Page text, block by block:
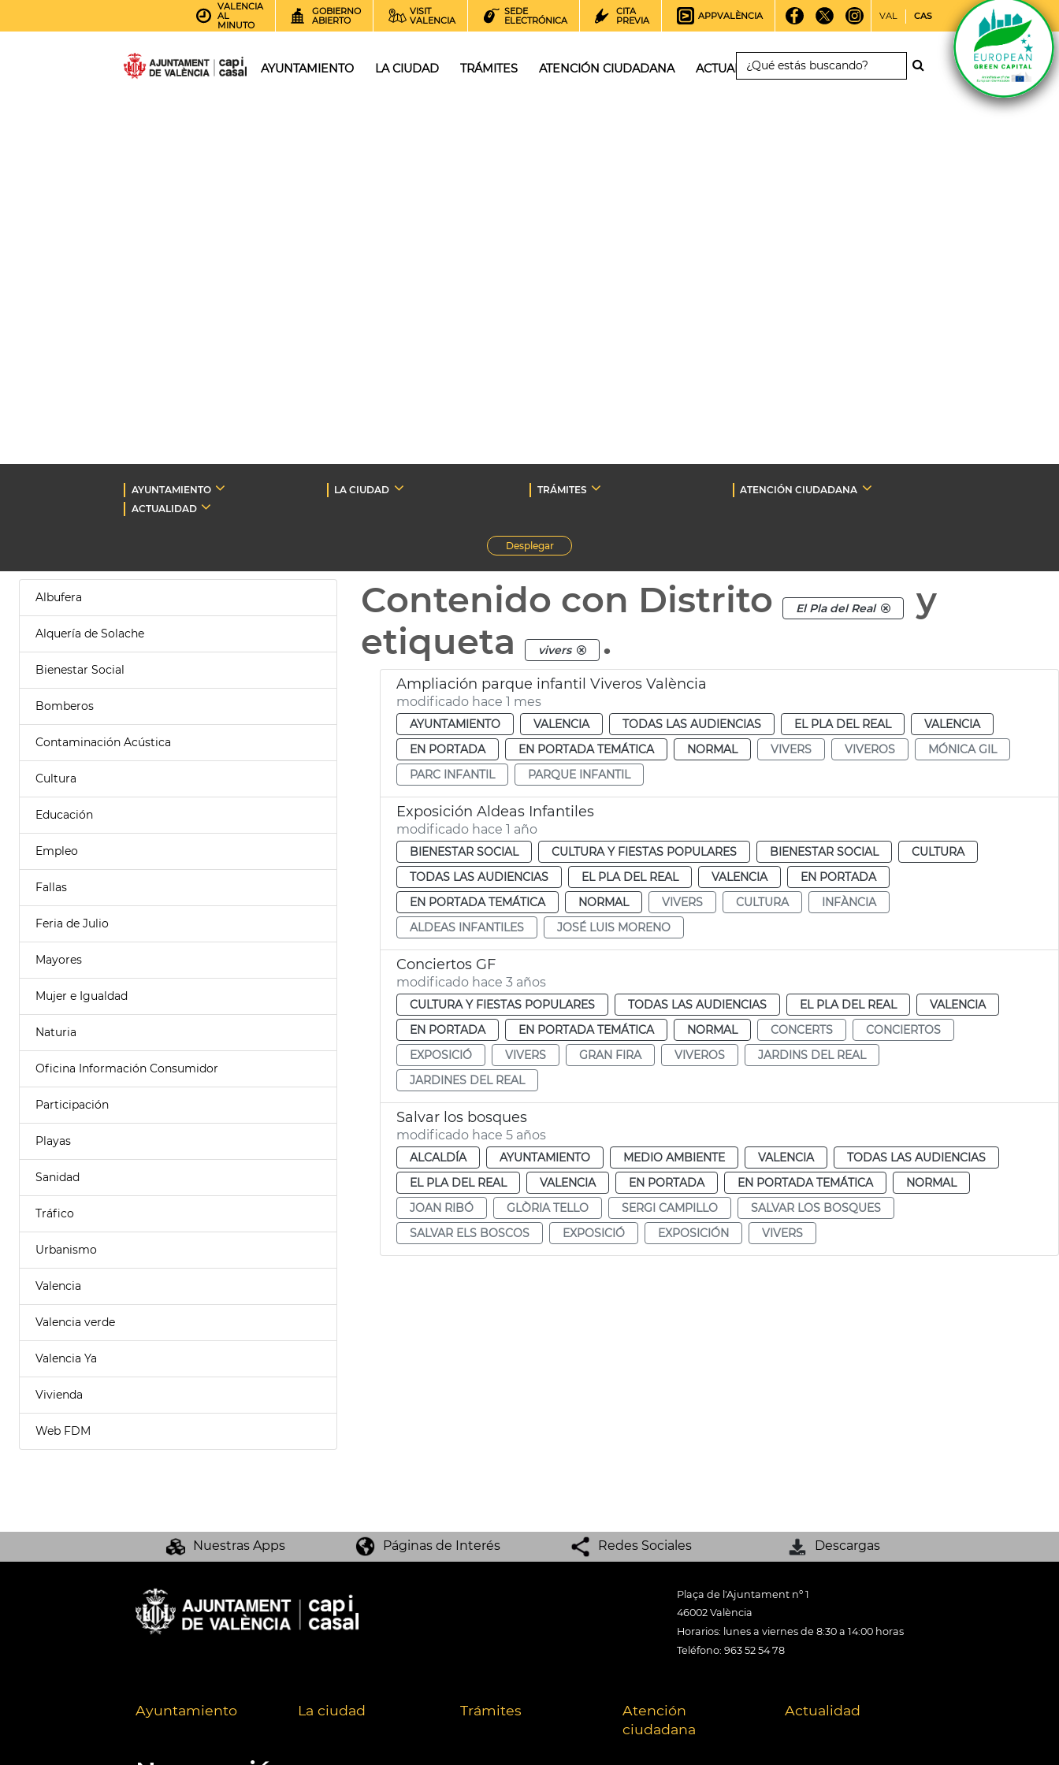
VALENCIA
AL
MINUTO
GOBIERNO
ABIERTO
VISIT
VALENCIA
SEDE
ELECTRÓNICA
CITA
PREVIA
APPVALÈNCIA VAL CAS
AYUNTAMIENTO LA CIUDAD TRÁMITES ATENCIÓN CIUDADANA ACTUALIDAD
AYUNTAMIENTO LA CIUDAD TRÁMITES
ATENCIÓN CIUDADANA
ACTUALIDAD
Desplegar
Albufera
Alquería de Solache
Bienestar Social
Bomberos
Contaminación Acústica
Cultura
Educación
Empleo
Fallas
Feria de Julio
Mayores
Mujer e Igualdad
Naturia
Oficina Información Consumidor
Participación
Playas
Sanidad
Tráfico
Urbanismo
Valencia
Valencia verde
Valencia Ya
Vivienda
Web FDM
Contenido con Distrito El Pla del Real
y
etiqueta
vivers .
Ampliación parque infantil Viveros València
modificado hace 1 mes
AYUNTAMIENTO VALENCIA TODAS LAS AUDIENCIAS EL PLA DEL REAL
VALENCIA
EN PORTADA
EN PORTADA TEMÁTICA NORMAL VIVERS VIVEROS
MÓNICA GIL
PARC INFANTIL
PARQUE INFANTIL
Exposición Aldeas Infantiles
modificado hace 1 año
BIENESTAR SOCIAL CULTURA Y FIESTAS POPULARES BIENESTAR SOCIAL
CULTURA
TODAS LAS AUDIENCIAS
EL PLA DEL REAL VALENCIA
EN PORTADA
EN PORTADA TEMÁTICA
NORMAL VIVERS CULTURA
INFÀNCIA
ALDEAS INFANTILES
JOSÉ LUIS MORENO
Conciertos GF
modificado hace 3 años
CULTURA Y FIESTAS POPULARES TODAS LAS AUDIENCIAS EL PLA DEL REAL
VALENCIA
EN PORTADA
EN PORTADA TEMÁTICA NORMAL CONCERTS
CONCIERTOS
EXPOSICIÓ
VIVERS GRAN FIRA VIVEROS
JARDINS DEL REAL
JARDINES DEL REAL
Salvar los bosques
modificado hace 5 años
ALCALDÍA AYUNTAMIENTO MEDIO AMBIENTE VALENCIA
TODAS LAS AUDIENCIAS
EL PLA DEL REAL
VALENCIA EN PORTADA EN PORTADA TEMÁTICA
NORMAL
JOAN RIBÓ
GLÒRIA TELLO SERGI CAMPILLO
SALVAR LOS BOSQUES
SALVAR ELS BOSCOS
EXPOSICIÓ EXPOSICIÓN VIVERS
Nuestras Apps Páginas de Interés Redes Sociales Descargas
Plaça de l'Ajuntament nº 1
46002 València
Horarios: lunes a viernes de 8:30 a 14:00 horas
Teléfono: 963 52 54 78
Ayuntamiento La ciudad Trámites
Atención
ciudadana
Actualidad